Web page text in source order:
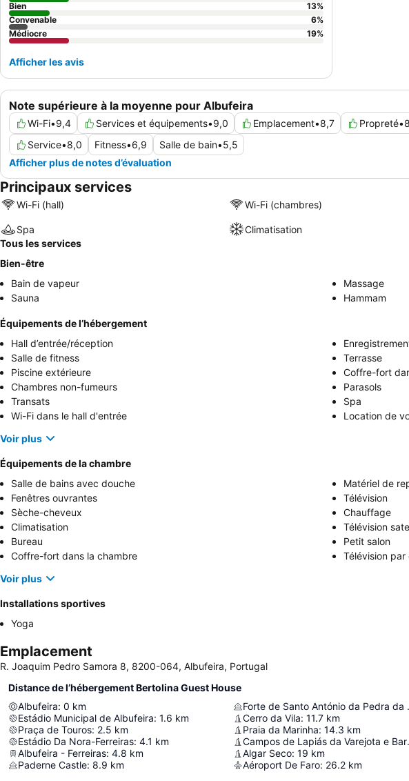
Note supérieure à la moyenne pour Albufeira
Wi-Fi•9,4 Services et équipements•9,0 Emplacement•8,7 Propreté•
Service•8,0 Fitness•6,9 Salle de bain•5,5
Afficher plus de notes d’évaluation
Bien
13%
Convenable
6%
Médiocre
19%
Afficher les avis
Principaux services
Wi-Fi (hall) Wi-Fi (chambres)
Spa Climatisation
Tous les services
Bien-être
Bain de vapeur
Massage
Sauna
Hammam
Équipements de l’hébergement
Hall d’entrée/réception
Salle de fitness
Terrasse
Piscine extérieure
Coffre-fort
Chambres non-fumeurs
Parasols
Transats
Spa
Wi-Fi dans le hall d'entrée
Location de
Voir plus
Équipements de la chambre
Salle de bains avec douche
Matériel de
Fenêtres ouvrantes
Télévision
Sèche-cheveux
Chauffage
Climatisation
Télévision
Bureau
Petit salon
Coffre-fort dans la chambre
Télévision par
Voir plus
Installations sportives
Yoga
Emplacement
R. Joaquim Pedro Samora 8, 8200-064, Albufeira, Portugal
Distance de l’hébergement Bertolina Guest House
Albufeira: 0 km
Estádio Municipal de Albufeira: 1.6 km
Praça de Touros: 2.5 km
Estádio Da Nora-Ferreiras: 4.1 km
Albufeira - Ferreiras: 4.8 km
Paderne Castle: 8.9 km
Forte
Cerro da Vila: 11.7 km
Praia da Marinha: 14.3 km
Algar Seco: 19 km
Aéroport De Faro: 26.2 km